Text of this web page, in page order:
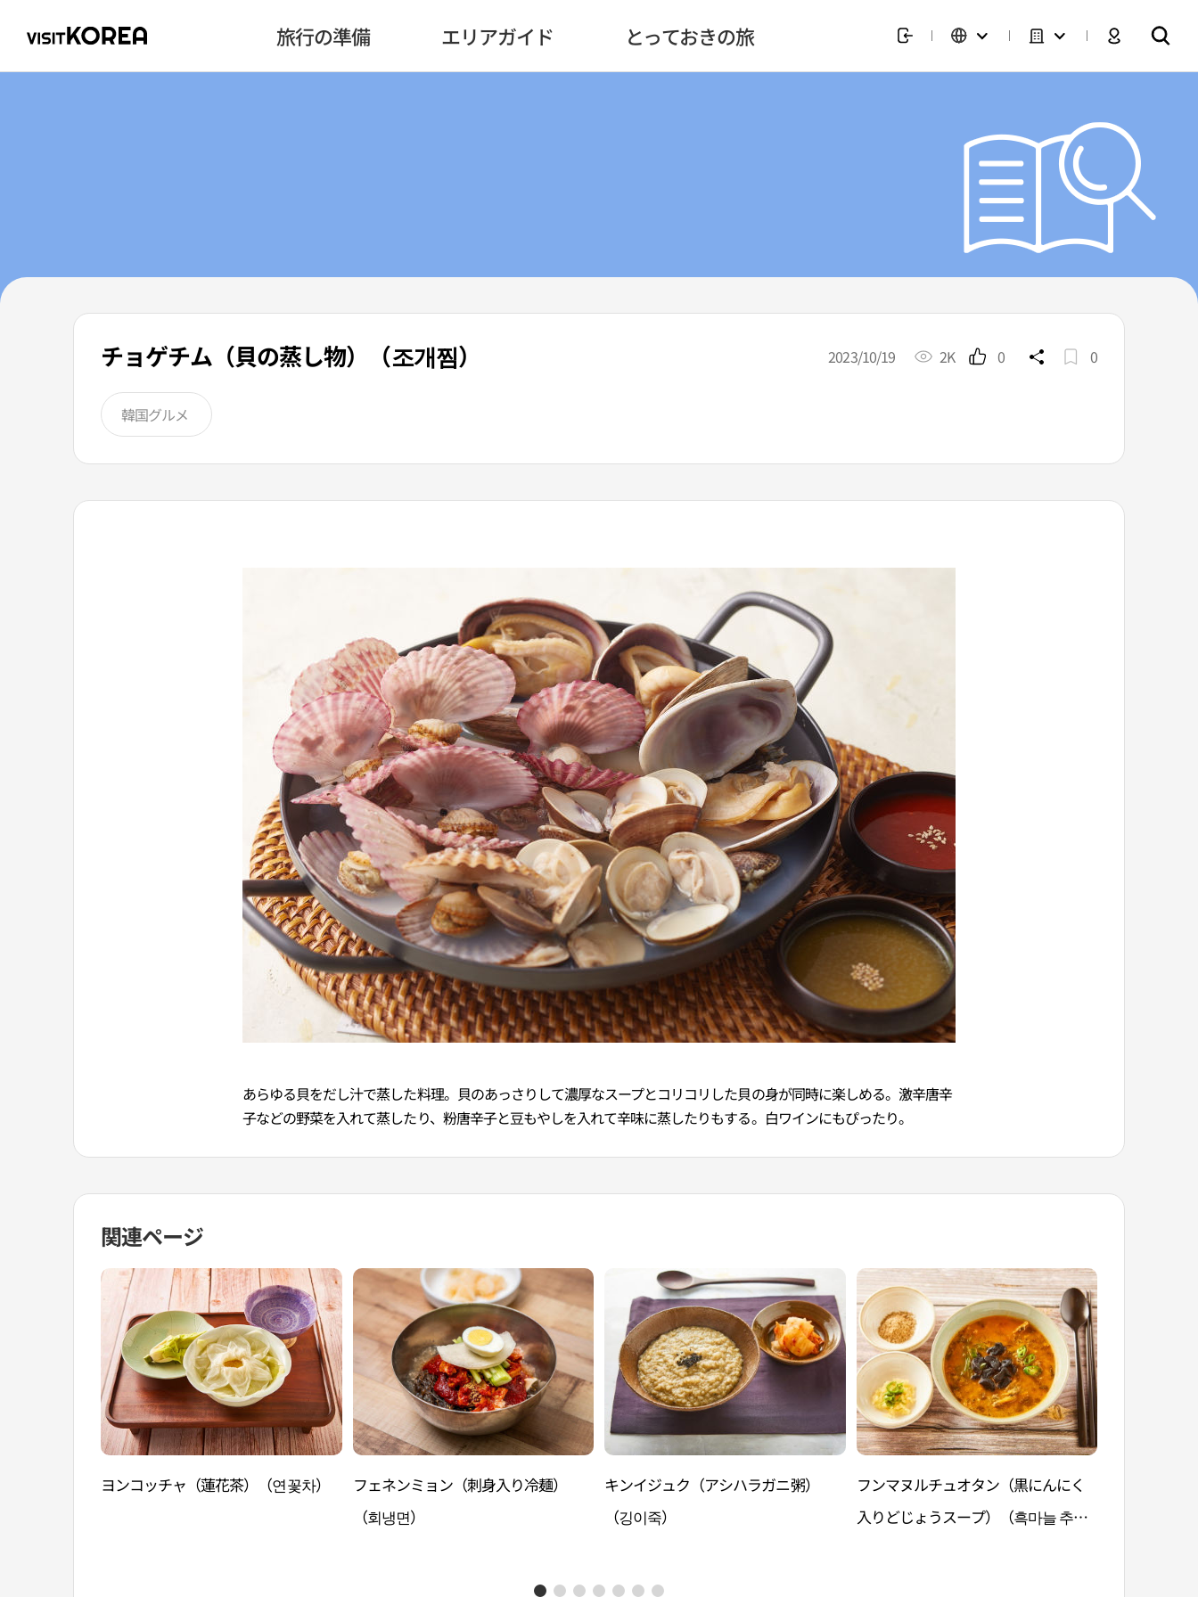
旅行の準備 エリアガイド とっておきの旅
チョゲチム（貝の蒸し物）（조개찜） 2023/10/19 2K 0 0
韓国グルメ
あらゆる貝をだし汁で蒸した料理。貝のあっさりして濃厚なスープとコリコリした貝の身が同時に楽しめる。激辛唐辛
子などの野菜を入れて蒸したり、粉唐辛子と豆もやしを入れて辛味に蒸したりもする。白ワインにもぴったり。
関連ページ
ヨンコッチャ（蓮花茶）（연꽃차）
フェネンミョン（刺身入り冷麺）
（회냉면）
キンイジュク（アシハラガニ粥）
（깅이죽）
フンマヌルチュオタン（黒にんにく
入りどじょうスープ）（흑마늘 추어